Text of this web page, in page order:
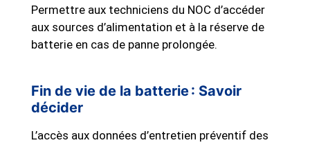
Permettre aux techniciens du NOC d’accéder
aux sources d’alimentation et à la réserve de
batterie en cas de panne prolongée.
Fin de vie de la batterie : Savoir
décider
L’accès aux données d’entretien préventif des